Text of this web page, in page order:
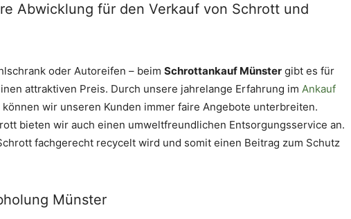
Abwicklung für den Verkauf von Schrott und
oder Autoreifen – beim Schrottankauf Münster gibt es für
attraktiven Preis. Durch unsere jahrelange Erfahrung im Ankauf
wir unseren Kunden immer faire Angebote unterbreiten.
bieten wir auch einen umweltfreundlichen Entsorgungsservice an.
fachgerecht recycelt wird und somit einen Beitrag zum Schutz
Münster